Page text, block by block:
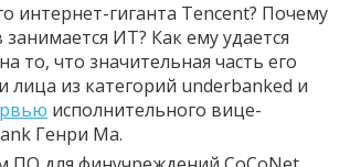
интернет-гиганта Tencent? Почему
ИТ? Как ему удается
то, что значительная часть его
лица из категорий underbanked и
исполнительного вице-
Генри Ма.